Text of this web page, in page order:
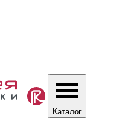
Каталог